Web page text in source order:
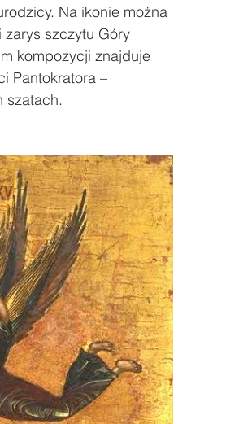
Na ikonie można
szczytu Góry
kompozycji znajduje
Pantokratora –
szatach.